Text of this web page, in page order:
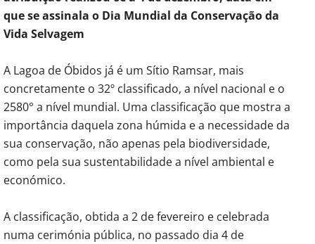
que se assinala o Dia Mundial da Conservação da
Vida Selvagem
A Lagoa de Óbidos já é um Sítio Ramsar, mais
concretamente o 32º classificado, a nível nacional e o
2580° a nível mundial. Uma classificação que mostra a
importância daquela zona húmida e a necessidade da
sua conservação, não apenas pela biodiversidade,
como pela sua sustentabilidade a nível ambiental e
económico.
A classificação, obtida a 2 de fevereiro e celebrada
numa cerimónia pública, no passado dia 4 de